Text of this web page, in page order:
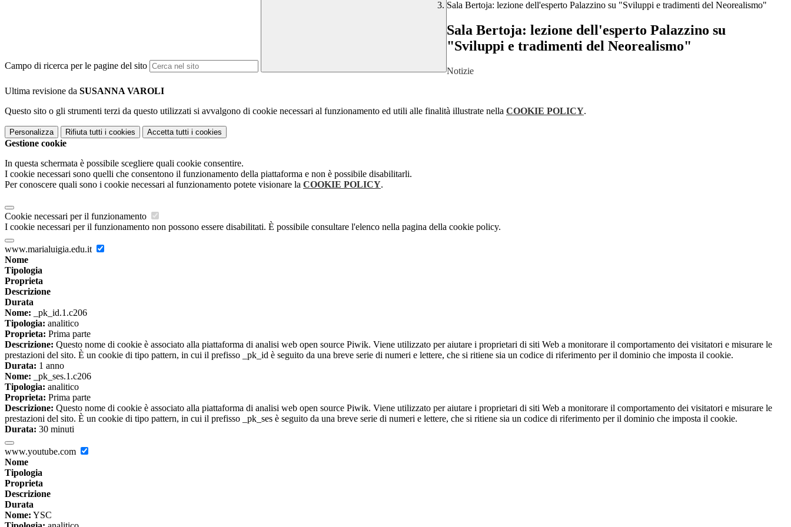
Campo di ricerca per le pagine del sito
Sala Bertoja: lezione dell'esperto Palazzino su "Sviluppi e tradimenti del Neorealismo"
Sala Bertoja: lezione dell'esperto Palazzino su
"Sviluppi e tradimenti del Neorealismo"
Notizie
Ultima revisione da SUSANNA VAROLI
Questo sito o gli strumenti terzi da questo utilizzati si avvalgono di cookie necessari al funzionamento ed utili alle finalità illustrate nella COOKIE POLICY.
Personalizza Rifiuta tutti i cookies Accetta tutti i cookies
Gestione cookie
In questa schermata è possibile scegliere quali cookie consentire.
I cookie necessari sono quelli che consentono il funzionamento della piattaforma e non è possibile disabilitarli.
Per conoscere quali sono i cookie necessari al funzionamento potete visionare la COOKIE POLICY.
Cookie necessari per il funzionamento
I cookie necessari per il funzionamento non possono essere disabilitati. È possibile consultare l'elenco nella pagina della cookie policy.
www.marialuigia.edu.it
Nome
Tipologia
Proprieta
Descrizione
Durata
Nome: _pk_id.1.c206
Tipologia: analitico
Proprieta: Prima parte
Descrizione: Questo nome di cookie è associato alla piattaforma di analisi web open source Piwik. Viene utilizzato per aiutare i proprietari di siti Web a monitorare il comportamento dei visitatori e misurare le
prestazioni del sito. È un cookie di tipo pattern, in cui il prefisso _pk_id è seguito da una breve serie di numeri e lettere, che si ritiene sia un codice di riferimento per il dominio che imposta il cookie.
Durata: 1 anno
Nome: _pk_ses.1.c206
Tipologia: analitico
Proprieta: Prima parte
Descrizione: Questo nome di cookie è associato alla piattaforma di analisi web open source Piwik. Viene utilizzato per aiutare i proprietari di siti Web a monitorare il comportamento dei visitatori e misurare le
prestazioni del sito. È un cookie di tipo pattern, in cui il prefisso _pk_ses è seguito da una breve serie di numeri e lettere, che si ritiene sia un codice di riferimento per il dominio che imposta il cookie.
Durata: 30 minuti
www.youtube.com
Nome
Tipologia
Proprieta
Descrizione
Durata
Nome: YSC